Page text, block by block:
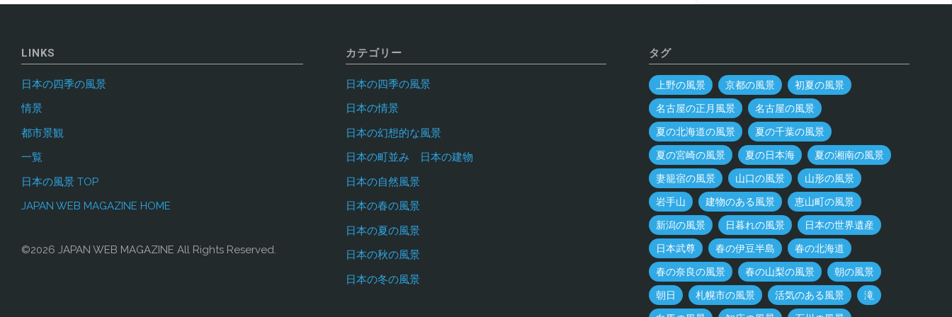
の
景"
屋
鹿
児
島
ペ
LINKS
日本の四季の風景
情景
都市景観
一覧
日本の風景 TOP
JAPAN WEB MAGAZINE HOME
©2026 JAPAN WEB MAGAZINE All Rights Reserved.
カテゴリー
日本の四季の風景
日本の情景
日本の幻想的な風景
日本の町並み 日本の建物
日本の自然風景
日本の春の風景
日本の夏の風景
日本の秋の風景
日本の冬の風景
タグ
上野の風景 京都の風景 初夏の風景
名古屋の正月風景 名古屋の風景
夏の北海道の風景 夏の千葉の風景
夏の宮崎の風景 夏の日本海 夏の湘南の風景
妻籠宿の風景 山口の風景 山形の風景
岩手山 建物のある風景 恵山町の風景
新潟の風景 日暮れの風景 日本の世界遺産
日本武尊 春の伊豆半島 春の北海道
春の奈良の風景 春の山梨の風景 朝の風景
朝日 札幌市の風景 活気のある風景 滝